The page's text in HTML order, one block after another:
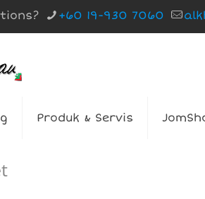
+60 19-930 7060
Produk & Servis